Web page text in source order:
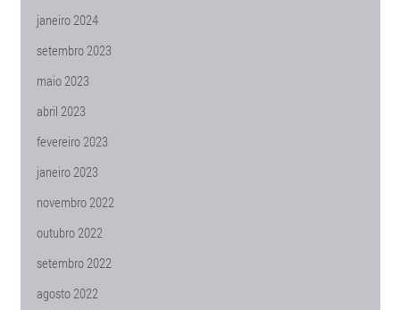
janeiro 2024
setembro 2023
maio 2023
abril 2023
fevereiro 2023
janeiro 2023
novembro 2022
outubro 2022
setembro 2022
agosto 2022